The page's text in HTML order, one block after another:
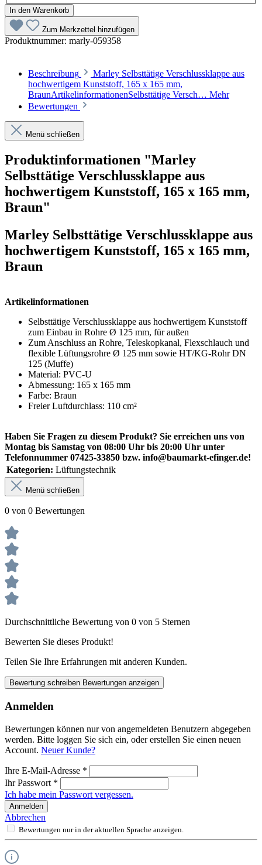
In den Warenkorb
Zum Merkzettel hinzufügen
Produktnummer: marly-059358
Beschreibung
Marley Selbsttätige Verschlussklappe aus
hochwertigem Kunststoff, 165 x 165 mm,
BraunArtikelinformationenSelbsttätige Versch… Mehr
Bewertungen
Menü schließen
Produktinformationen "Marley
Selbsttätige Verschlussklappe aus
hochwertigem Kunststoff, 165 x 165 mm,
Braun"
Marley Selbsttätige Verschlussklappe aus
hochwertigem Kunststoff, 165 x 165 mm,
Braun
Artikelinformationen
Selbsttätige Verschlussklappe aus hochwertigem Kunststoff
zum Einbau in Rohre Ø 125 mm, für außen
Zum Anschluss an Rohre, Teleskopkanal, Flexschlauch und
flexible Lüftungsrohre Ø 125 mm sowie HT/KG-Rohr DN
125 (Muffe)
Material: PVC-U
Abmessung: 165 x 165 mm
Farbe: Braun
Freier Luftdurchlass: 110 cm²
Haben Sie Fragen zu diesem Produkt? Sie erreichen uns von
Montag bis Samstag von 08:00 Uhr bis 20:00 Uhr unter
Telefonnummer 07425-33850 bzw. info@baumarkt-efinger.de!
Kategorien: Lüftungstechnik
Menü schließen
0 von 0 Bewertungen
Durchschnittliche Bewertung von 0 von 5 Sternen
Bewerten Sie dieses Produkt!
Teilen Sie Ihre Erfahrungen mit anderen Kunden.
Bewertung schreiben Bewertungen anzeigen
Anmelden
Bewertungen können nur von angemeldeten Benutzern abgegeben
werden. Bitte loggen Sie sich ein, oder erstellen Sie einen neuen
Account. Neuer Kunde?
Ihre E-Mail-Adresse *
Ihr Passwort *
Ich habe mein Passwort vergessen.
Anmelden
Abbrechen
Bewertungen nur in der aktuellen Sprache anzeigen.